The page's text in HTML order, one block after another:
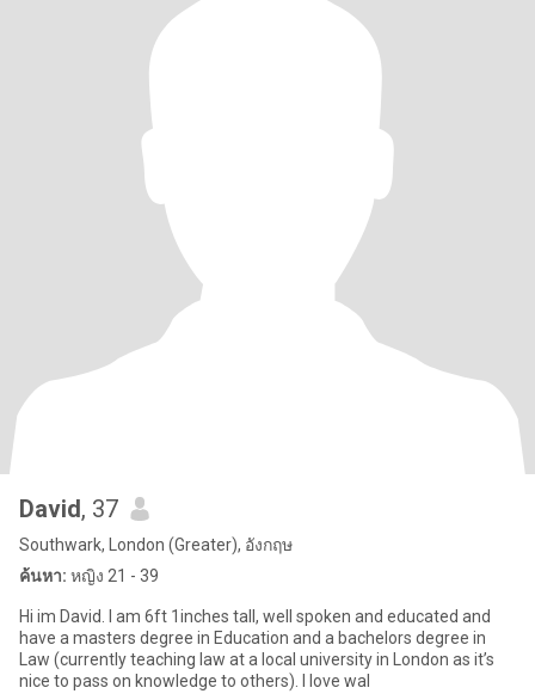
David, 37
Southwark, London (Greater), อังกฤษ
ค้นหา: หญิง 21 - 39
Hi im David. I am 6ft 1inches tall, well spoken and educated and
have a masters degree in Education and a bachelors degree in
Law (currently teaching law at a local university in London as it’s
nice to pass on knowledge to others). I love wal